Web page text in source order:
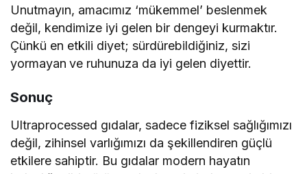
Unutmayın, amacımız ‘mükemmel’ beslenmek
değil, kendimize iyi gelen bir dengeyi kurmaktır.
Çünkü en etkili diyet; sürdürebildiğiniz, sizi
yormayan ve ruhunuza da iyi gelen diyettir.
Sonuç
Ultraprocessed gıdalar, sadece fiziksel sağlığımızı
değil, zihinsel varlığımızı da şekillendiren güçlü
etkilere sahiptir. Bu gıdalar modern hayatın